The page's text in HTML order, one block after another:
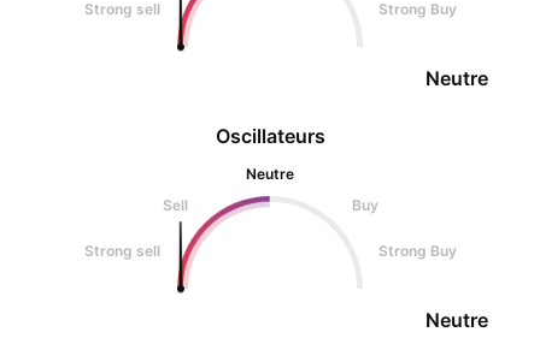
Oscillateurs
Neutre
Sell
Buy
Strong sell Strong Buy
Neutre
Strong sell Strong Buy
Neutre